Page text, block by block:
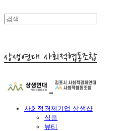
상생연대 사회적협동조합
사회적경제기업 상생샵
식품
뷰티